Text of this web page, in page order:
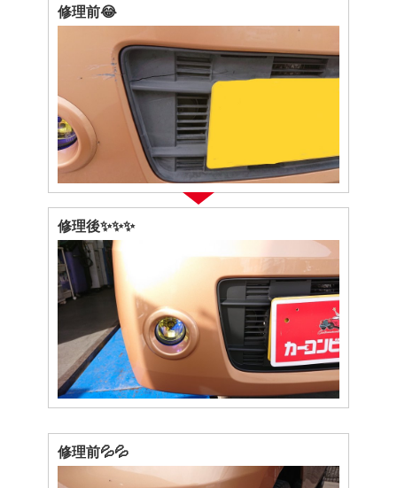
修理前😂
修理後✨✨✨
修理前💦💦